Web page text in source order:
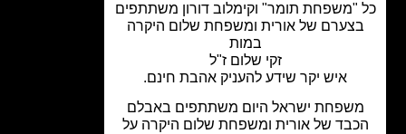
תומר" וקימלוב דורון משתתפים
של אורית ומשפחת שלום היקרה
זקי שלום ז"ל
איש יקר שידע להעניק אהבת חינם.
ישראל היום משתתפים באבלם
של אורית ומשפחת שלום היקרה על